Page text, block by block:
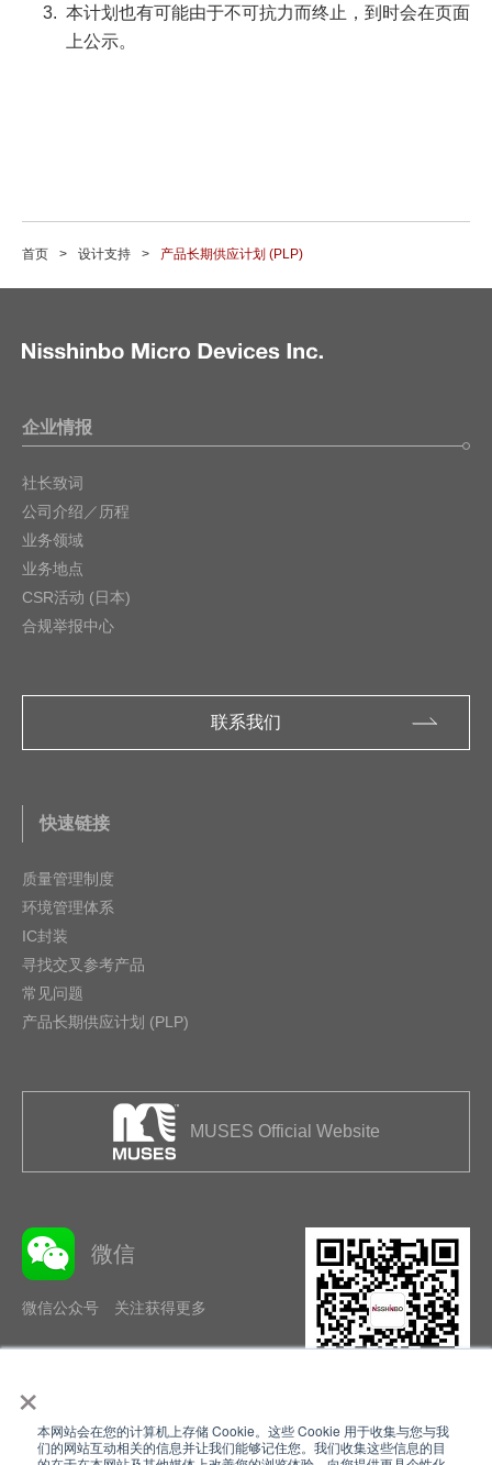
×
本网站会在您的计算机上存储 Cookie。这些 Cookie 用于收集与您与我
们的网站互动相关的信息并让我们能够记住您。我们收集这些信息的目
本计划也有可能由于不可抗力而终止，到时会在页面
上公示。
首页 设计支持 产品长期供应计划 (PLP)
企业情报
社长致词
公司介绍／历程
业务领域
业务地点
CSR活动 (日本)
合规举报中心
联系我们
快速链接
质量管理制度
环境管理体系
IC封装
寻找交叉参考产品
常见问题
产品长期供应计划 (PLP)
MUSES Official Website
微信
微信公众号 关注获得更多
隐私政策 使用条款